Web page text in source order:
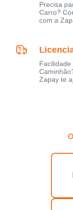
Precisa
Carro?
com a
Zapay te